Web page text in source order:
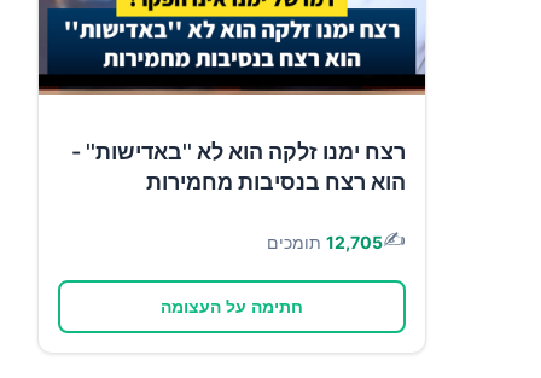
רצח ימנו זלקה הוא לא ''באדישות'' -
הוא רצח בנסיבות מחמירות
✍️
12,705 תומכים
חתימה על העצומה